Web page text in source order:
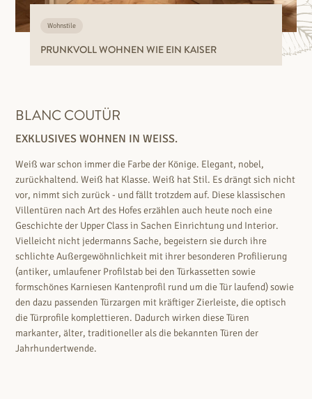
Wohnstile
PRUNKVOLL WOHNEN WIE EIN KAISER
BLANC COUTÜR
EXKLUSIVES WOHNEN IN WEISS.
Weiß war schon immer die Farbe der Könige. Elegant, nobel,
zurückhaltend. Weiß hat Klasse. Weiß hat Stil. Es drängt sich nicht
vor, nimmt sich zurück - und fällt trotzdem auf. Diese klassischen
Villentüren nach Art des Hofes erzählen auch heute noch eine
Geschichte der Upper Class in Sachen Einrichtung und Interior.
Vielleicht nicht jedermanns Sache, begeistern sie durch ihre
schlichte Außergewöhnlichkeit mit ihrer besonderen Profilierung
(antiker, umlaufener Profilstab bei den Türkassetten sowie
formschönes Karniesen Kantenprofil rund um die Tür laufend) sowie
den dazu passenden Türzargen mit kräftiger Zierleiste, die optisch
die Türprofile komplettieren. Dadurch wirken diese Türen
markanter, älter, traditioneller als die bekannten Türen der
Jahrhundertwende.